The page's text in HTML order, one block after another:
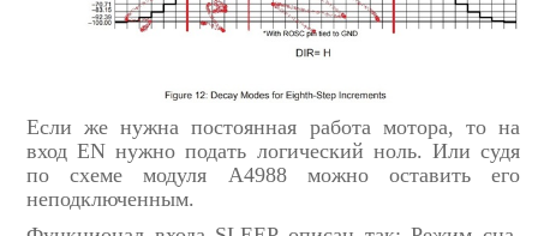
Если же нужна постоянная работа мотора, то на
вход EN нужно подать логический ноль. Или судя
по схеме модуля A4988 можно оставить его
неподключенным.